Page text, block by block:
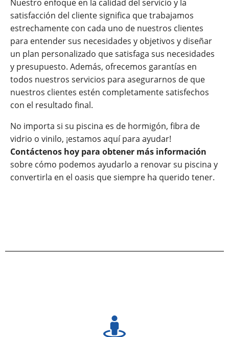
Nuestro enfoque en la calidad del servicio y la
satisfacción del cliente significa que trabajamos
estrechamente con cada uno de nuestros clientes
para entender sus necesidades y objetivos y diseñar
un plan personalizado que satisfaga sus necesidades
y presupuesto. Además, ofrecemos garantías en
todos nuestros servicios para asegurarnos de que
nuestros clientes estén completamente satisfechos
con el resultado final.
No importa si su piscina es de hormigón, fibra de
vidrio o vinilo, ¡estamos aquí para ayudar!
Contáctenos hoy para obtener más información
sobre cómo podemos ayudarlo a renovar su piscina y
convertirla en el oasis que siempre ha querido tener.